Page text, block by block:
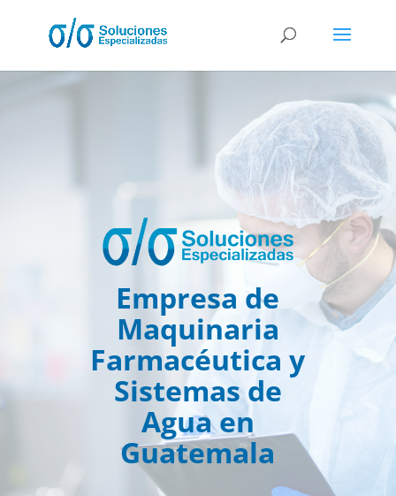
Empresa de
Maquinaria
Farmacéutica y
Sistemas de
Agua en
Guatemala